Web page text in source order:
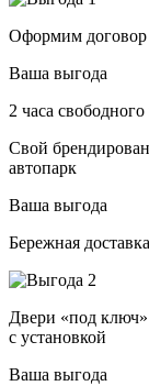
Оформим
Ваша выгода
2 часа
Свой
автопарк
Ваша выгода
Бережная
Двери «под ключ»
с установкой
Ваша выгода